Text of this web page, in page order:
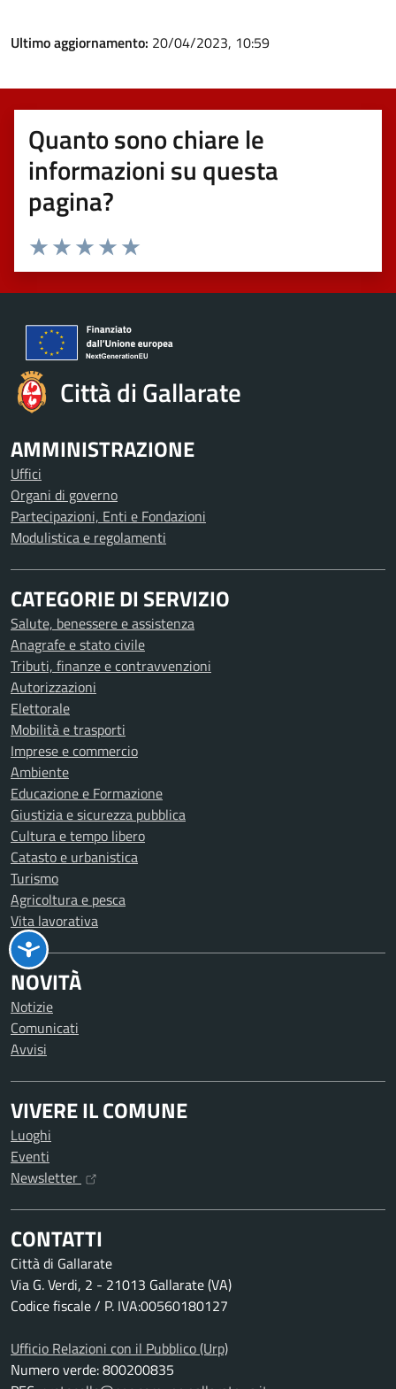
Ultimo aggiornamento: 20/04/2023, 10:59
Quanto sono chiare le
informazioni su questa
pagina?
Valuta 5 stelle su 5
Valuta 4 stelle su 5
Valuta 3 stelle su 5
Valuta 2 stelle su 5
Valuta 1 stelle su 5
Città di Gallarate
AMMINISTRAZIONE
Uffici
Organi di governo
Partecipazioni, Enti e Fondazioni
Modulistica e regolamenti
CATEGORIE DI SERVIZIO
Salute, benessere e assistenza
Anagrafe e stato civile
Tributi, finanze e contravvenzioni
Autorizzazioni
Elettorale
Mobilità e trasporti
Imprese e commercio
Ambiente
Educazione e Formazione
Giustizia e sicurezza pubblica
Cultura e tempo libero
Catasto e urbanistica
Turismo
Agricoltura e pesca
Vita lavorativa
NOVITÀ
Notizie
Comunicati
Avvisi
VIVERE IL COMUNE
Luoghi
Eventi
Newsletter
CONTATTI
Città di Gallarate
Via G. Verdi, 2 - 21013 Gallarate (VA)
Codice fiscale / P. IVA:00560180127
Ufficio Relazioni con il Pubblico (Urp)
Numero verde: 800200835